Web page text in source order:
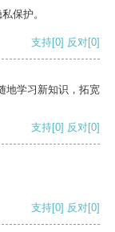
保护。
支持[0] 反对[0]
地学习新知识，拓宽
支持[0] 反对[0]
支持[0] 反对[0]